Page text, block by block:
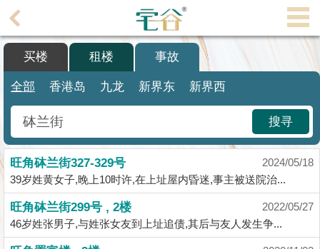
理
主
搵
楼/
成
交
业
主
放
买楼 租楼 事故
全部 香港岛 九龙 新界东 新界西
搜寻
旺角砵兰街327-329号
2024/05/18
39岁姓黄女子,晚上10时许,在上址屋内昏迷,事主被送院治...
旺角砵兰街299号 , 2楼
2022/05/27
46岁姓张男子,与姓张女友到上址追债,其后与友人发生争...